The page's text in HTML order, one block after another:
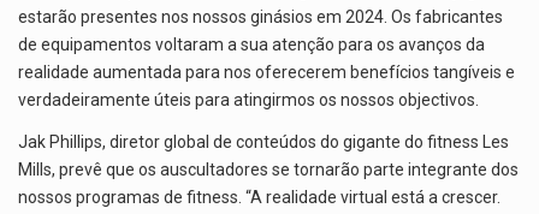
estarão presentes nos nossos ginásios em 2024. Os fabricantes
de equipamentos voltaram a sua atenção para os avanços da
realidade aumentada para nos oferecerem benefícios tangíveis e
verdadeiramente úteis para atingirmos os nossos objectivos.
Jak Phillips, diretor global de conteúdos do gigante do fitness Les
Mills, prevê que os auscultadores se tornarão parte integrante dos
nossos programas de fitness. “A realidade virtual está a crescer.